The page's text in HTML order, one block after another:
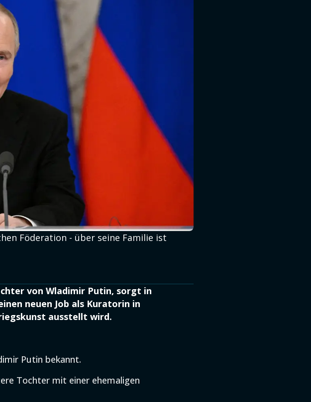
Föderation - über seine Familie ist
von Wladimir Putin, sorgt in
neuen Job als Kuratorin in
ausstellt wird.
Putin bekannt.
Tochter mit einer ehemaligen